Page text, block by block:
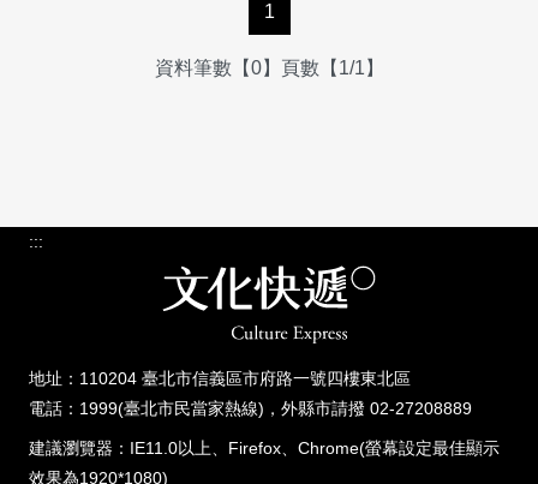
1
資料筆數【0】頁數【1/1】
:::
地址：110204 臺北市信義區市府路一號四樓東北區
電話：1999(臺北市民當家熱線)，外縣市請撥 02-27208889
建議瀏覽器：IE11.0以上、Firefox、Chrome(螢幕設定最佳顯示
效果為1920*1080)